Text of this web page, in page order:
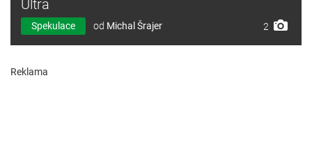
Ultra
Spekulace od Michal Šrajer 2
Reklama